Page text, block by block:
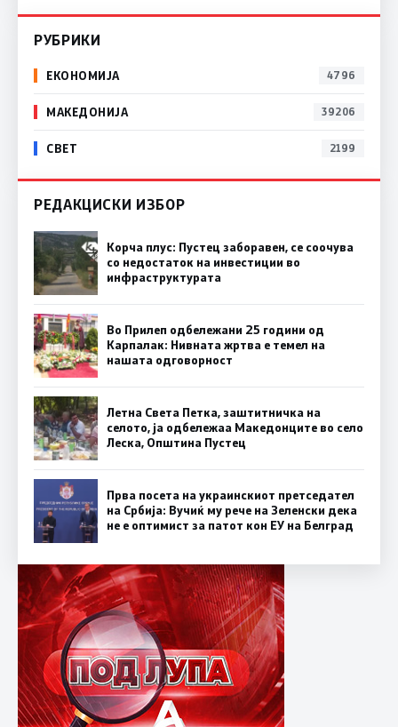
РУБРИКИ
ЕКОНОМИЈА 4796
МАКЕДОНИЈА 39206
СВЕТ 2199
РЕДАКЦИСКИ ИЗБОР
Корча плус: Пустец заборавен, се соочува
со недостаток на инвестиции во
инфраструктурата
Во Прилеп одбележани 25 години од
Карпалак: Нивната жртва е темел на
нашата одговорност
Летна Света Петка, заштитничка на
селото, ја одбележаа Македонците во село
Леска, Општина Пустец
Прва посета на украинскиот претседател
на Србија: Вучиќ му рече на Зеленски дека
не е оптимист за патот кон ЕУ на Белград